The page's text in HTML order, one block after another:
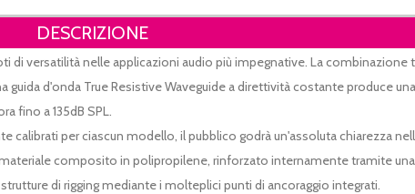
DESCRIZIONE
versatilità nelle applicazioni audio più impegnative. La combinazione
d'onda True Resistive Waveguide a direttività costante produce
fino a 135dB SPL.
calibrati per ciascun modello, il pubblico godrà un'assoluta chiarezza
composito in polipropilene, rinforzato internamente tramite
di rigging mediante i molteplici punti di ancoraggio integrati.